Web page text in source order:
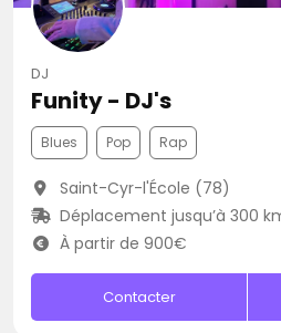
DJ
Funity - DJ's
Blues Pop Rap
Saint-Cyr-l'École (78)
Déplacement jusqu’à 300
À partir de 900€
Contacter